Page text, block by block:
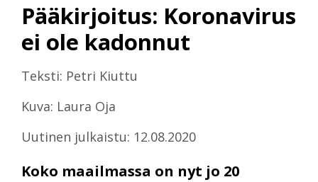
Pääkirjoitus: Koronavirus
ei ole kadonnut
Teksti: Petri Kiuttu
Kuva: Laura Oja
Uutinen julkaistu: 12.08.2020
Koko maailmassa on nyt jo 20